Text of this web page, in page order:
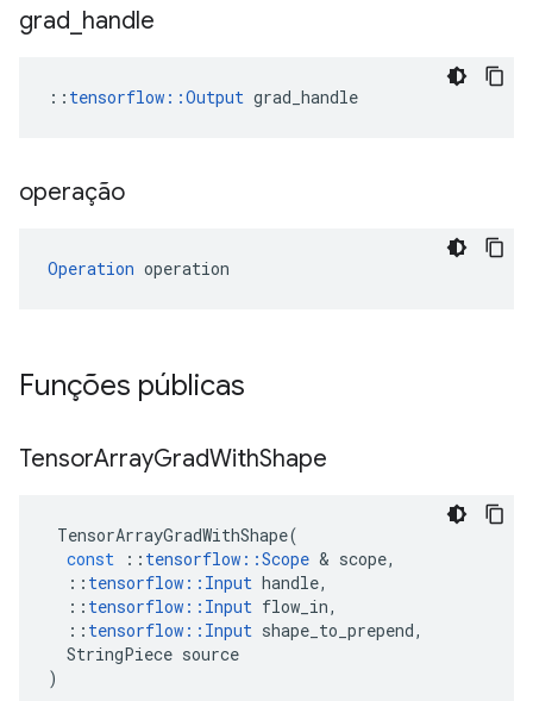
grad handle
:: tensorflow::Output grad_handle
operação
Operation operation
Funções públicas
TensorArrayGradWithShape
TensorArrayGradWithShape(
const
:: tensorflow ::Scope & scope,
:: tensorflow :: Input handle,
:: tensorflow :: Input flow_in,
:: tensorflow :: Input shape_to_prepend,
StringPiece source
)